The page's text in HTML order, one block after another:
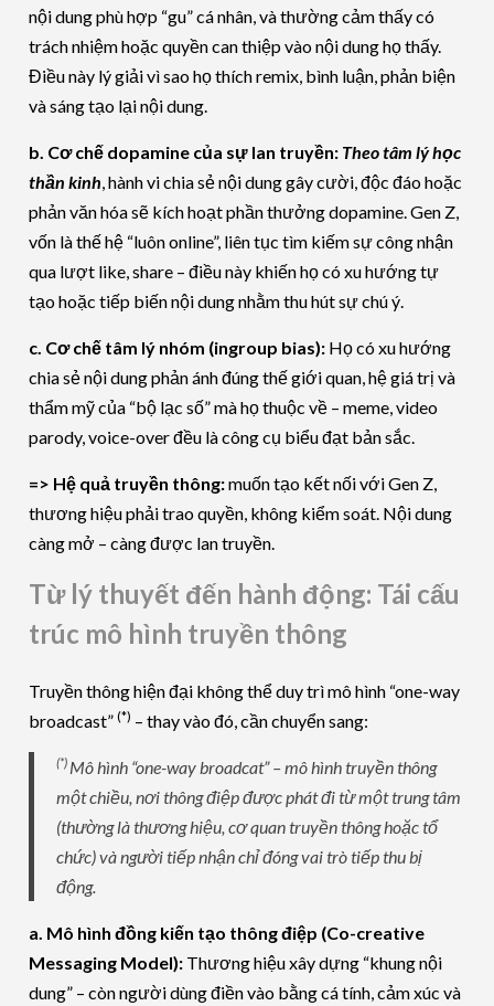
nội dung phù hợp “gu” cá nhân, và thường cảm thấy có
trách nhiệm hoặc quyền can thiệp vào nội dung họ thấy.
Điều này lý giải vì sao họ thích remix, bình luận, phản biện
và sáng tạo lại nội dung.
b. Cơ chế dopamine của sự lan truyền: Theo tâm lý học
thần kinh, hành vi chia sẻ nội dung gây cười, độc đáo hoặc
phản văn hóa sẽ kích hoạt phần thưởng dopamine. Gen Z,
vốn là thế hệ “luôn online”, liên tục tìm kiếm sự công nhận
qua lượt like, share – điều này khiến họ có xu hướng tự
tạo hoặc tiếp biến nội dung nhằm thu hút sự chú ý.
c. Cơ chế tâm lý nhóm (ingroup bias): Họ có xu hướng
chia sẻ nội dung phản ánh đúng thế giới quan, hệ giá trị và
thẩm mỹ của “bộ lạc số” mà họ thuộc về – meme, video
parody, voice-over đều là công cụ biểu đạt bản sắc.
=> Hệ quả truyền thông:muốn tạo kết nối với Gen Z,
thương hiệu phải trao quyền, không kiểm soát. Nội dung
càng mở – càng được lan truyền.
Từ lý thuyết đến hành động: Tái cấu
trúc mô hình truyền thông
Truyền thông hiện đại không thể duy trì mô hình “one-way
broadcast”(*) – thay vào đó, cần chuyển sang:
(*) Mô hình “one-way broadcat” – mô hình truyền thông
một chiều, nơi thông điệp được phát đi từ một trung tâm
(thường là thương hiệu, cơ quan truyền thông hoặc tổ
chức) và người tiếp nhận chỉ đóng vai trò tiếp thu bị
động.
a. Mô hình đồng kiến tạo thông điệp (Co-creative
Messaging Model): Thương hiệu xây dựng “khung nội
dung” – còn người dùng điền vào bằng cá tính, cảm xúc và